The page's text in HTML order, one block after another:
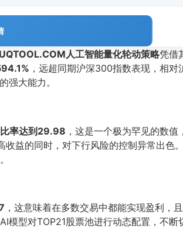
人工智能量化轮动策略凭借
，远超同期沪深300指数表现，相
强大能力。
率达到29.98 ，这是一个极为罕见的数
收益的同时，对下行风险的控制异常出色
，这意味着在多数交易中都能实现盈利，
模型对TOP21股票池进行动态配置，不